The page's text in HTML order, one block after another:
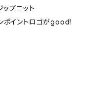
プニット
ポイントロゴがgood!